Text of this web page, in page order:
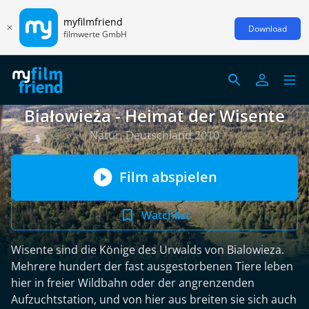
myfilmfriend
filmwerte GmbH Download
Białowieża - Heimat der Wisente
Natur, Deutschland 2010
Film abspielen
Watchlist
Wisente sind die Könige des Urwalds von Bialowieza.
Mehrere hundert der fast ausgestorbenen Tiere leben
hier in freier Wildbahn oder der angrenzenden
Aufzuchtstation, und von hier aus breiten sie sich auch